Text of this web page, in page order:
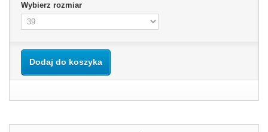
Wybierz rozmiar
Dodaj do koszyka